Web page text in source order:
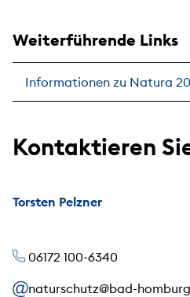
Weiterführende Links
Informationen zu Natura
Kontaktieren
Torsten Pelzner
06172 100-6340
naturschutz@bad-